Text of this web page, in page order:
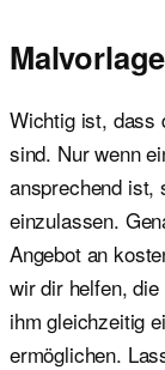
Wichtig ist, dass
sind. Nur wenn
ansprechend ist,
einzulassen.
Angebot an
wir dir helfen,
ihm gleichzeitig
ermöglichen.